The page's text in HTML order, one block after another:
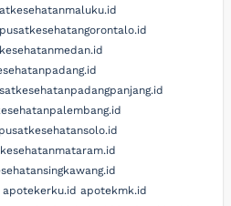
pusatkesehatangorontalo.id
pusatkesehatansolo.id
apotekerku.id apotekmk.id